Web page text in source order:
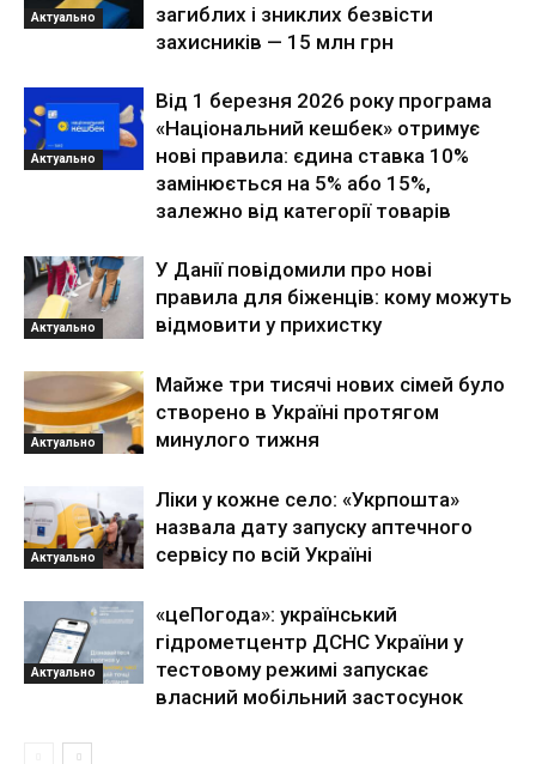
Актуально
загиблих і зниклих безвісти
захисників — 15 млн грн
Актуально
Від 1 березня 2026 року програма
«Національний кешбек» отримує
нові правила: єдина ставка 10%
замінюється на 5% або 15%,
залежно від категорії товарів
Актуально
У Данії повідомили про нові
правила для біженців: кому можуть
відмовити у прихистку
Актуально
Майже три тисячі нових сімей було
створено в Україні протягом
минулого тижня
Актуально
Ліки у кожне село: «Укрпошта»
назвала дату запуску аптечного
сервісу по всій Україні
Актуально
«цеПогода»: український
гідрометцентр ДСНС України у
тестовому режимі запускає
власний мобільний застосунок